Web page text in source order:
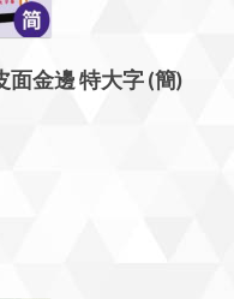
面金邊 特大字 (簡)